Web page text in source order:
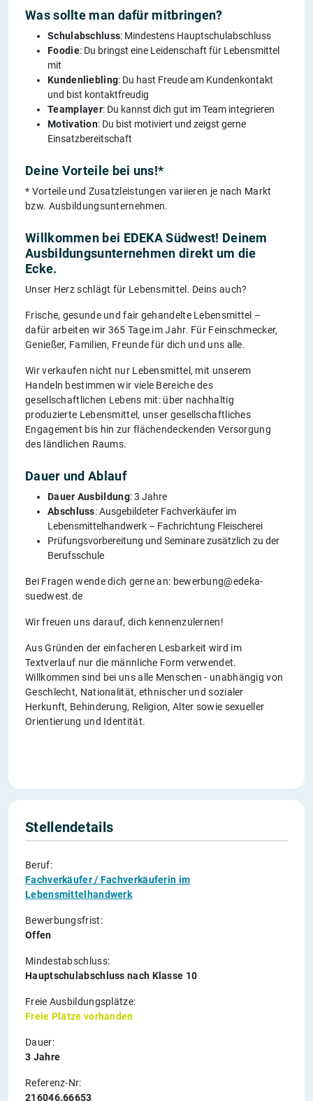
Was sollte man dafür mitbringen?
Schulabschluss: Mindestens Hauptschulabschluss
Foodie: Du bringst eine Leidenschaft für Lebensmittel
mit
Kundenliebling: Du hast Freude am Kundenkontakt
und bist kontaktfreudig
Teamplayer: Du kannst dich gut im Team integrieren
Motivation: Du bist motiviert und zeigst gerne
Einsatzbereitschaft
Deine Vorteile bei uns!*
* Vorteile und Zusatzleistungen variieren je nach Markt
bzw. Ausbildungsunternehmen.
Willkommen bei EDEKA Südwest! Deinem
Ausbildungsunternehmen direkt um die
Ecke.
Unser Herz schlägt für Lebensmittel. Deins auch?
Frische, gesunde und fair gehandelte Lebensmittel –
dafür arbeiten wir 365 Tage im Jahr. Für Feinschmecker,
Genießer, Familien, Freunde für dich und uns alle.
Wir verkaufen nicht nur Lebensmittel, mit unserem
Handeln bestimmen wir viele Bereiche des
gesellschaftlichen Lebens mit: über nachhaltig
produzierte Lebensmittel, unser gesellschaftliches
Engagement bis hin zur flächendeckenden Versorgung
des ländlichen Raums.
Dauer und Ablauf
Dauer Ausbildung: 3 Jahre
Abschluss: Ausgebildeter Fachverkäufer im
Lebensmittelhandwerk – Fachrichtung Fleischerei
Prüfungsvorbereitung und Seminare zusätzlich zu der
Berufsschule
Bei Fragen wende dich gerne an: bewerbung@edeka-
suedwest.de
Wir freuen uns darauf, dich kennenzulernen!
Aus Gründen der einfacheren Lesbarkeit wird im
Textverlauf nur die männliche Form verwendet.
Willkommen sind bei uns alle Menschen - unabhängig von
Geschlecht, Nationalität, ethnischer und sozialer
Herkunft, Behinderung, Religion, Alter sowie sexueller
Orientierung und Identität.
Stellendetails
Beruf:
Fachverkäufer / Fachverkäuferin im
Lebensmittelhandwerk
Bewerbungsfrist:
Offen
Mindestabschluss:
Hauptschulabschluss nach Klasse 10
Freie Ausbildungsplätze:
Freie Plätze vorhanden
Dauer:
3 Jahre
Referenz-Nr:
216046.66653